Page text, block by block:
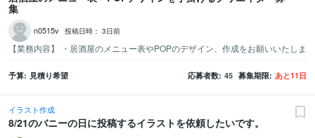
集
n0515v 投稿日時： 3日前
予算 見積り希望 応募者数 45 募集期限 あと11日
イラスト作成
8/21のバニーの日に投稿するイラストを依頼したいです。